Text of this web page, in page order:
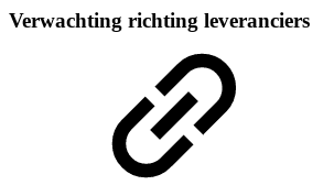
Verwachting richting leveranciers